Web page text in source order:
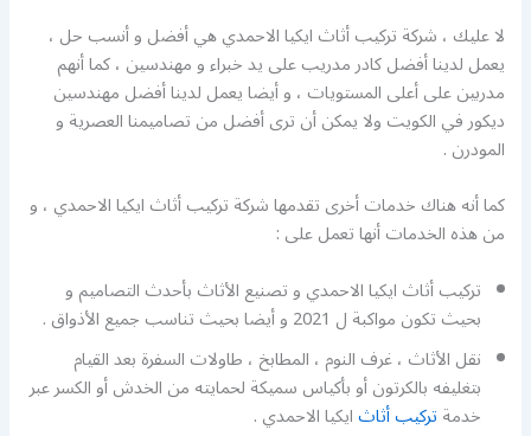
لا عليك ، شركة تركيب أثاث ايكيا الاحمدي هي أفضل و أنسب حل ،
يعمل لدينا أفضل كادر مدريب على يد خبراء و مهندسين ، كما أنهم
مدربين على أعلى المستويات ، و أيضا يعمل لدينا أفضل مهندسين
ديكور في الكويت ولا يمكن أن ترى أفضل من تصاميمنا العصرية و
المودرن .
كما أنه هناك خدمات أخرى تقدمها شركة تركيب أثاث ايكيا الاحمدي ، و
من هذه الخدمات أنها تعمل على :
تركيب أثاث ايكيا الاحمدي و تصنيع الأثاث بأحدث التصاميم و
بحيث تكون مواكبة ل 2021 و أيضا بحيث تناسب جميع الأذواق .
نقل الأثاث ، غرف النوم ، المطابخ ، طاولات السفرة بعد القيام
بتغليفه بالكرتون أو بأكياس سميكة لحمايته من الخدش أو الكسر عبر
خدمةتركيب أثاثايكيا الاحمدي .